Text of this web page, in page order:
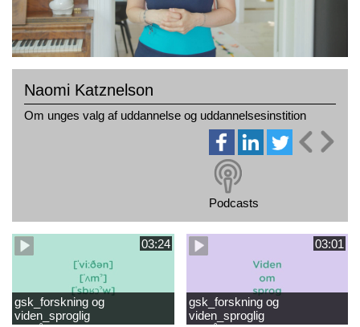
Naomi Katznelson
Om unges valg af uddannelse og uddannelsesinstition
Podcasts
03:24
gsk_forskning og
viden_sproglig
03:01
gsk_forskning og
viden_sproglig